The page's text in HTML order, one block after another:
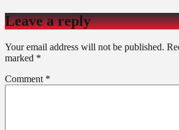
Leave a reply
Your email address will not be published.
marked *
Comment *